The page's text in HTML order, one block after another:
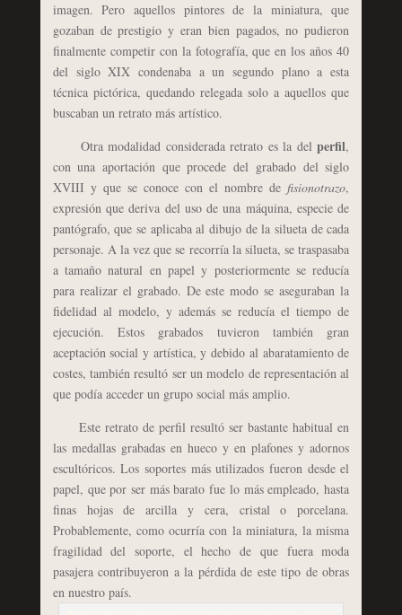
imagen. Pero aquellos pintores de la miniatura, que
gozaban de prestigio y eran bien pagados, no pudieron
finalmente competir con la fotografía, que en los años 40
del siglo XIX condenaba a un segundo plano a esta
técnica pictórica, quedando relegada solo a aquellos que
buscaban un retrato más artístico.
Otra modalidad considerada retrato es la delperfil,
con una aportación que procede del grabado del siglo
XVIII y que se conoce con el nombre defisionotrazo,
expresión que deriva del uso de una máquina, especie de
pantógrafo, que se aplicaba al dibujo de la silueta de cada
personaje. A la vez que se recorría la silueta, se traspasaba
a tamaño natural en papel y posteriormente se reducía
para realizar el grabado. De este modo se aseguraban la
fidelidad al modelo, y además se reducía el tiempo de
ejecución. Estos grabados tuvieron también gran
aceptación social y artística, y debido al abaratamiento de
costes, también resultó ser un modelo de representación al
que podía acceder un grupo social más amplio.
Este retrato de perfil resultó ser bastante habitual en
las medallas grabadas en hueco y en plafones y adornos
escultóricos. Los soportes más utilizados fueron desde el
papel, que por ser más barato fue lo más empleado, hasta
finas hojas de arcilla y cera, cristal o porcelana.
Probablemente, como ocurría con la miniatura, la misma
fragilidad del soporte, el hecho de que fuera moda
pasajera contribuyeron a la pérdida de este tipo de obras
en nuestro país.